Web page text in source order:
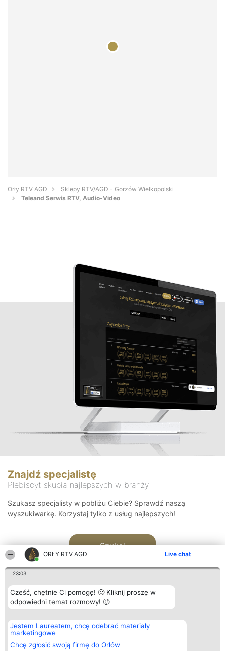
ORŁY RTV AGD Live chat
23:03
Cześć, chętnie Ci pomogę! 🙂 Kliknij proszę w
odpowiedni temat rozmowy! 🙂
Jestem Laureatem, chcę odebrać materiały
marketingowe
Chcę zgłosić swoją firmę do Orłów
Orły RTV AGD
Sklepy RTV/AGD - Gorzów Wielkopolski
Teleand Serwis RTV, Audio-Video
Znajdź specjalistę
Plebiscyt skupia najlepszych w branży
Szukasz specjalisty w pobliżu Ciebie? Sprawdź naszą
wyszukiwarkę. Korzystaj tylko z usług najlepszych!
Szukaj
Organizator plebiscytu
Bright Side Solutions sp. z o.
o. sp. k.
ul. Ruska 22
Wrocław 50-079
Plebiscyt
Laureaci
wszystkich
Laureatów
Kontakt
Kontakt